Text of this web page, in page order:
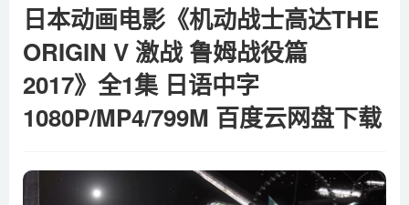
日本动画电影《机动战士高达THE
ORIGIN V 激战 鲁姆战役篇
2017》全1集 日语中字
1080P/MP4/799M 百度云网盘下载